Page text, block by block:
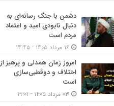
دشمن با جنگ رسانه‌ای به
دنبال نابودی امید و اعتماد
مردم است
امروز زمان همدلی و پرهیز از
اختلاف و دوقطبی‌سازی
است